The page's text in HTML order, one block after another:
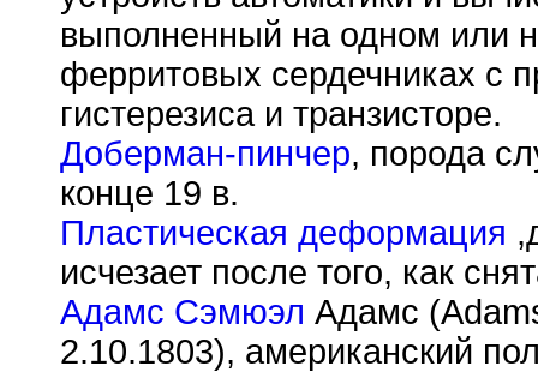
выполненный на одном или
ферритовых сердечниках с
гистерезиса и транзисторе.
Доберман-пинчер, порода
конце 19 в.
Пластическая деформация
исчезает после того, как
Адамс Сэмюэл Адамс
2.10.1803), американский